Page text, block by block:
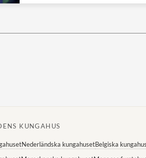
KUNGAHUS
Nederländska kungahusetBelgiska